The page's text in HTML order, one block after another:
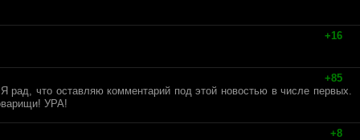
+16
+85
что оставляю комментарий под этой новостью в числе первых.
УРА!
+8